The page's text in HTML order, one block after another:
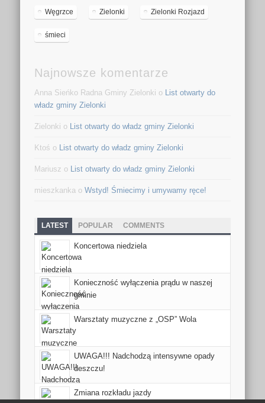
Węgrzce Zielonki Zielonki Rozjazd
śmieci
Najnowsze komentarze
Anna Sieńko Radna Gminy Zielonki o List otwarty do
władz gminy Zielonki
Zielonki o List otwarty do władz gminy Zielonki
Ktoś o List otwarty do władz gminy Zielonki
Mariusz o List otwarty do władz gminy Zielonki
mieszkanka oWstyd! Śmiecimy i umywamy ręce!
LATEST POPULAR COMMENTS
Koncertowa niedziela
Konieczność wyłączenia prądu w naszej
gminie
Warsztaty muzyczne z „OSP” Wola
UWAGA!!! Nadchodzą intensywne opady
deszczu!
Zmiana rozkładu jazdy